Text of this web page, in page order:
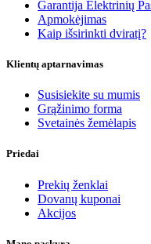
Garantija Elektrinių
Apmokėjimas
Kaip išsirinkti dviratį?
Klientų aptarnavimas
Susisiekite su mumis
Grąžinimo forma
Svetainės žemėlapis
Priedai
Prekių ženklai
Dovanų kuponai
Akcijos